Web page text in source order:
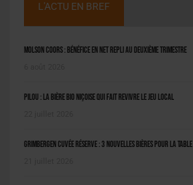
L'ACTU EN BREF
Molson Coors : bénéfice en net repli au deuxième trimestre
Pilou : la bière bio niçoise qui fait revivre le jeu local
Grimbergen Cuvée Réserve : 3 nouvelles bières pour la table